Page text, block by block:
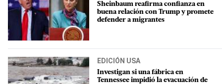
Sheinbaum reafirma confianza en
buena relación con Trump y promete
defender a migrantes
EDICIÓN USA
Investigan si una fábrica en
Tennessee impidió la evacuación de